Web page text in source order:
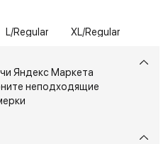
L/Regular XL/Regular
Яндекс Маркета
неподходящие